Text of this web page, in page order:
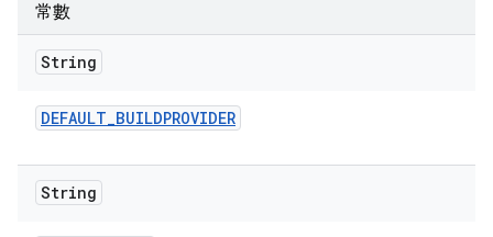
常數
String
DEFAULT_BUILDPROVIDER
String